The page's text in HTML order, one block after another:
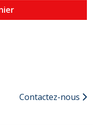
Contactez-nous